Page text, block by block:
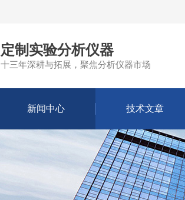
定制实验分析仪器
十三年深耕与拓展，聚焦分析仪器市场
新闻中心 技术文章